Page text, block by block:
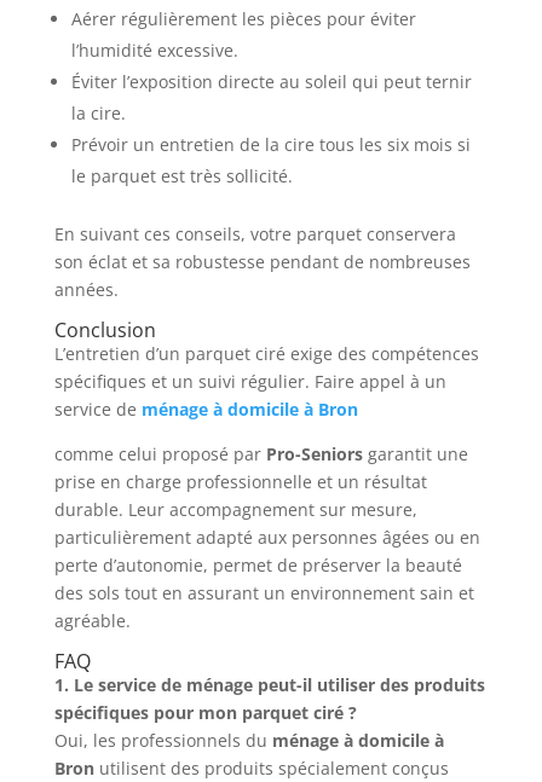
Aérer régulièrement les pièces pour éviter
l’humidité excessive.
Éviter l’exposition directe au soleil qui peut ternir
la cire.
Prévoir un entretien de la cire tous les six mois si
le parquet est très sollicité.
En suivant ces conseils, votre parquet conservera
son éclat et sa robustesse pendant de nombreuses
années.
Conclusion
L’entretien d’un parquet ciré exige des compétences
spécifiques et un suivi régulier. Faire appel à un
service de ménage à domicile à Bron
comme celui proposé par Pro-Seniorsgarantit une
prise en charge professionnelle et un résultat
durable. Leur accompagnement sur mesure,
particulièrement adapté aux personnes âgées ou en
perte d’autonomie, permet de préserver la beauté
des sols tout en assurant un environnement sain et
agréable.
FAQ
1. Le service de ménage peut-il utiliser des produits
spécifiques pour mon parquet ciré ?
Oui, les professionnels du ménage à domicile à
Bronutilisent des produits spécialement conçus